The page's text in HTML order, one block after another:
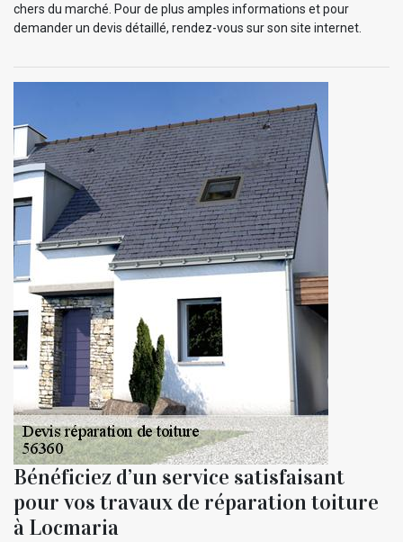
chers du marché. Pour de plus amples informations et pour
demander un devis détaillé, rendez-vous sur son site internet.
Bénéficiez d’un service satisfaisant
pour vos travaux de réparation toiture
à Locmaria